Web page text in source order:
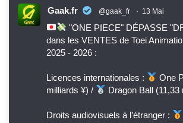
Gaak.fr @gaak_fr · 13 Mai
"ONE PIECE" DÉPASSE
dans les VENTES de Toei
2025 - 2026 :
Licences internationales :
One
milliards ¥) /
Dragon Ball (11,33
Droits audiovisuels à l’étranger :